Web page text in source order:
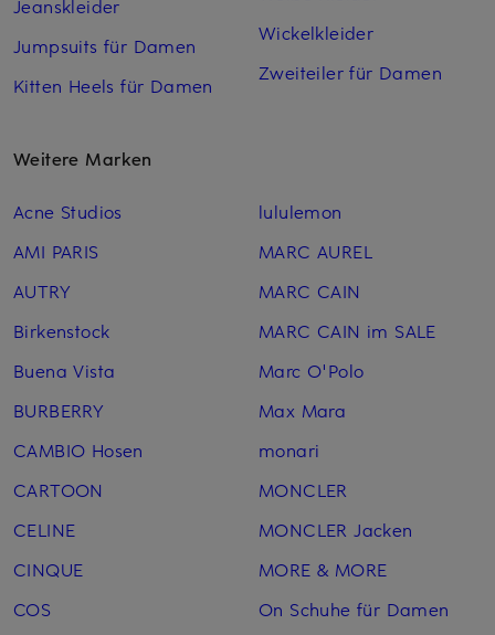
Jeanskleider
Jumpsuits für Damen
Kitten Heels für Damen
Wickelkleider
Zweiteiler für Damen
Weitere Marken
Acne Studios
AMI PARIS
AUTRY
Birkenstock
Buena Vista
BURBERRY
CAMBIO Hosen
CARTOON
CELINE
CINQUE
COS
lululemon
MARC AUREL
MARC CAIN
MARC CAIN im SALE
Marc O'Polo
Max Mara
monari
MONCLER
MONCLER Jacken
MORE & MORE
On Schuhe für Damen